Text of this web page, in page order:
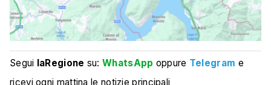
Segui laRegione su:WhatsApp oppure Telegram e
ricevi ogni mattina le notizie principali